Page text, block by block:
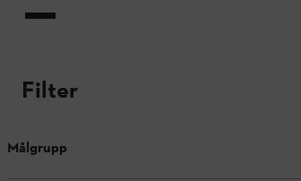
Filter
Målgrupp